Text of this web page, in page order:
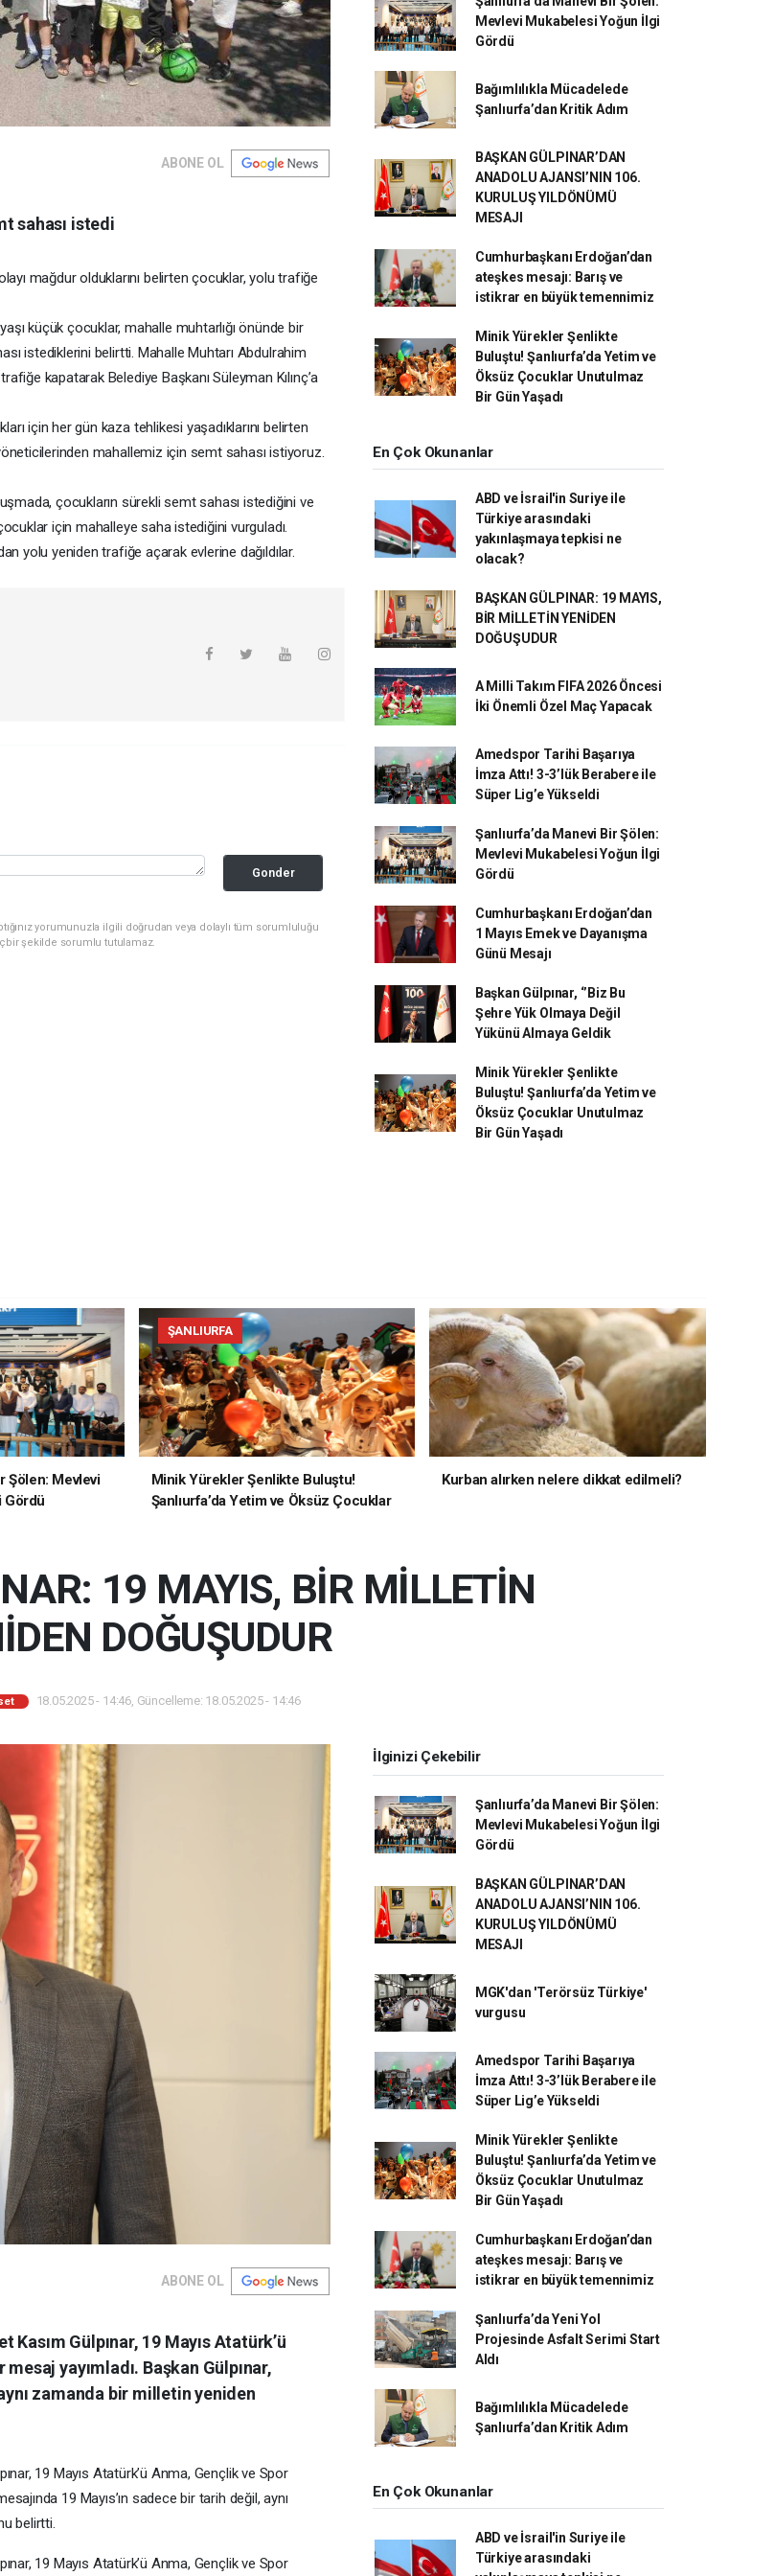
ABONE OL
sahası istedi
mağdur olduklarını belirten çocuklar, yolu trafiğe
küçük çocuklar, mahalle muhtarlığı önünde bir
istediklerini belirtti. Mahalle Muhtarı Abdulrahim
kapatarak Belediye Başkanı Süleyman Kılınç’a
için her gün kaza tehlikesi yaşadıklarını belirten
mahallemiz için semt sahası istiyoruz.
çocukların sürekli semt sahası istediğini ve
için mahalleye saha istediğini vurguladı.
yolu yeniden trafiğe açarak evlerine dağıldılar.
Gonder
yorumunuzla ilgili doğrudan veya dolaylı tüm sorumluluğu
şekilde sorumlu tutulamaz.
Mevlevi Mukabelesi Yoğun İlgi
Gördü
Bağımlılıkla Mücadelede
Şanlıurfa’dan Kritik Adım
BAŞKAN GÜLPINAR’DAN
ANADOLU AJANSI’NIN 106.
KURULUŞ YILDÖNÜMÜ
MESAJI
Cumhurbaşkanı Erdoğan’dan
ateşkes mesajı: Barış ve
istikrar en büyük temennimiz
Minik Yürekler Şenlikte
Buluştu! Şanlıurfa’da Yetim ve
Öksüz Çocuklar Unutulmaz
Bir Gün Yaşadı
En Çok Okunanlar
ABD ve İsrail'in Suriye ile
Türkiye arasındaki
yakınlaşmaya tepkisi ne
olacak?
BAŞKAN GÜLPINAR: 19 MAYIS,
BİR MİLLETİN YENİDEN
DOĞUŞUDUR
A Milli Takım FIFA 2026 Öncesi
İki Önemli Özel Maç Yapacak
Amedspor Tarihi Başarıya
İmza Attı! 3-3’lük Berabere ile
Süper Lig’e Yükseldi
Şanlıurfa’da Manevi Bir Şölen:
Mevlevi Mukabelesi Yoğun İlgi
Gördü
Cumhurbaşkanı Erdoğan’dan
1 Mayıs Emek ve Dayanışma
Günü Mesajı
Başkan Gülpınar, ‘’Biz Bu
Şehre Yük Olmaya Değil
Yükünü Almaya Geldik
Minik Yürekler Şenlikte
Buluştu! Şanlıurfa’da Yetim ve
Öksüz Çocuklar Unutulmaz
Bir Gün Yaşadı
Şölen: Mevlevi
Gördü
ŞANLIURFA
Minik Yürekler Şenlikte Buluştu!
Şanlıurfa’da Yetim ve Öksüz Çocuklar
Kurban alırken nelere dikkat edilmeli?
19 MAYIS, BİR MİLLETİN
DOĞUŞUDUR
18.05.2025 - 14:46, Güncelleme: 18.05.2025 - 14:46
ABONE OL
Gülpınar, 19 Mayıs Atatürk’ü
yayımladı. Başkan Gülpınar,
zamanda bir milletin yeniden
19 Mayıs Atatürk’ü Anma, Gençlikve Spor
19 Mayıs’ın sadece bir tarih değil,aynı
belirtti.
19 Mayıs Atatürk’ü Anma, Gençlikve Spor
İlginizi Çekebilir
Şanlıurfa’da Manevi Bir Şölen:
Mevlevi Mukabelesi Yoğun İlgi
Gördü
BAŞKAN GÜLPINAR’DAN
ANADOLU AJANSI’NIN 106.
KURULUŞ YILDÖNÜMÜ
MESAJI
MGK'dan 'Terörsüz Türkiye'
vurgusu
Amedspor Tarihi Başarıya
İmza Attı! 3-3’lük Berabere ile
Süper Lig’e Yükseldi
Minik Yürekler Şenlikte
Buluştu! Şanlıurfa’da Yetim ve
Öksüz Çocuklar Unutulmaz
Bir Gün Yaşadı
Cumhurbaşkanı Erdoğan’dan
ateşkes mesajı: Barış ve
istikrar en büyük temennimiz
Şanlıurfa’da Yeni Yol
Projesinde Asfalt Serimi Start
Aldı
Bağımlılıkla Mücadelede
Şanlıurfa’dan Kritik Adım
En Çok Okunanlar
ABD ve İsrail'in Suriye ile
Türkiye arasındaki